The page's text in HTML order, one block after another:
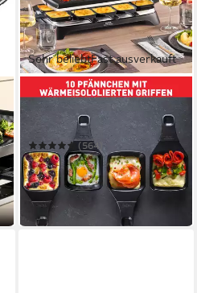
Sehr beliebtFast ausverkauft
TEFAL
Raclette Ambiance, inkl.
Tischgrill-Funktion,
abnehmbares Kabel
(564)
98,96 € UVP129,99 €
-24%
in 1-2 Werktagen bei dir